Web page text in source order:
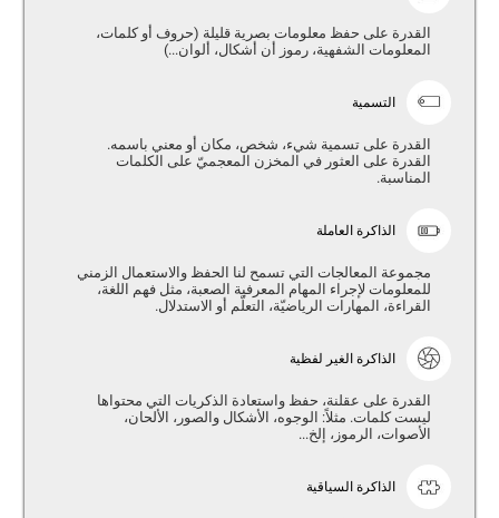
القدرة على حفظ معلومات بصرية قليلة (حروف أو كلمات،
المعلومات الشفهية، رموز أن أشكال، ألوان...)
التسمية
القدرة على تسمية شيء، شخص، مكان أو معني باسمه.
القدرة على العثور في المخزن المعجميّ على الكلمات
المناسبة.
الذاكرة العاملة
مجموعة المعالجات التي تسمح لنا الحفظ والاستعمال الزمني
للمعلومات لإجراء المهام المعرفية الصعبة، مثل فهم اللغة،
القراءة، المهارات الرياضيّة، التعلّم أو الاستدلال.
الذاكرة الغير لفظية
القدرة على عقلنة، حفظ واستعادة الذكريات التي محتواها
ليست كلمات. مثلاً: الوجوه، الأشكال والصور، الألحان،
الأصوات، الرموز، إلخ...
الذاكرة السياقية